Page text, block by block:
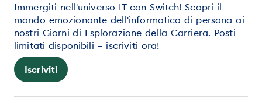
Immergiti nell'universo IT con Switch! Scopri il
mondo emozionante dell'informatica di persona ai
nostri Giorni di Esplorazione della Carriera. Posti
limitati disponibili – iscriviti ora!
Iscriviti